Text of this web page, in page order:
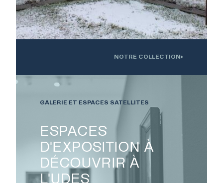
Oeuvre installée devant l'Institution interdisciplinaire d'innovation
NOTRE COLLECTION
ESPACES
D'EXPOSITION À
DÉCOUVRIR À
L'UDES
GALERIE ET ESPACES SATELLITES